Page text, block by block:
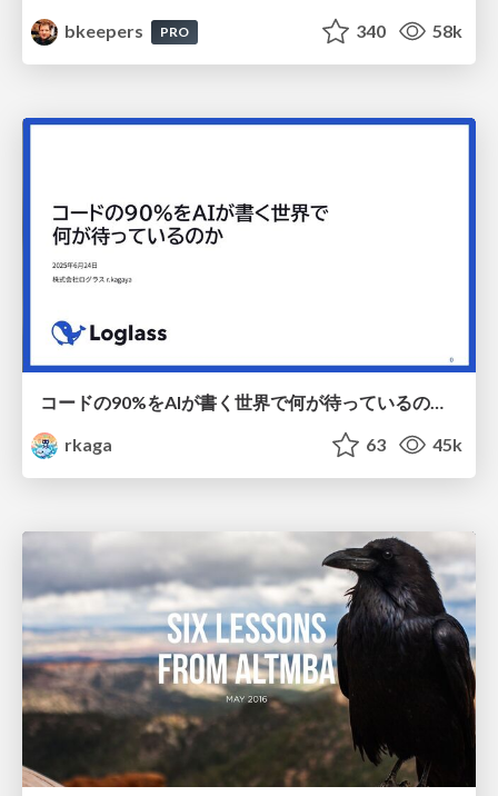
bkeepers
PRO 340 58k
コードの90%をAIが書く世界で何が待っているのか / What awaits us in a world where 90% of the code is written by AI
rkaga
63 45k